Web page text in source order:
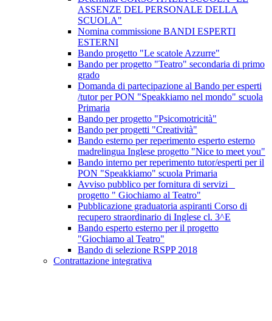
ASSENZE DEL PERSONALE DELLA
SCUOLA"
Nomina commissione BANDI ESPERTI
ESTERNI
Bando progetto "Le scatole Azzurre"
Bando per progetto "Teatro" secondaria di primo
grado
Domanda di partecipazione al Bando per esperti
/tutor per PON "Speakkiamo nel mondo" scuola
Primaria
Bando per progetto "Psicomotricità"
Bando per progetti "Creatività"
Bando esterno per reperimento esperto esterno
madrelingua Inglese progetto "Nice to meet you"
Bando interno per reperimento tutor/esperti per il
PON "Speakkiamo" scuola Primaria
Avviso pubblico per fornitura di servizi _
progetto " Giochiamo al Teatro"
Pubblicazione graduatoria aspiranti Corso di
recupero straordinario di Inglese cl. 3^E
Bando esperto esterno per il progetto
"Giochiamo al Teatro"
Bando di selezione RSPP 2018
Contrattazione integrativa